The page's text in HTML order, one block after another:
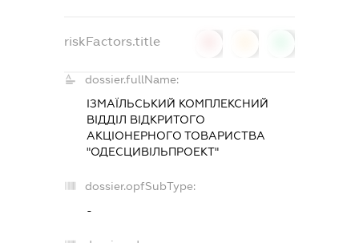
riskFactors.title
dossier.fullName:
ІЗМАЇЛЬСЬКИЙ КОМПЛЕКСНИЙ
ВІДДІЛ ВІДКРИТОГО
АКЦІОНЕРНОГО ТОВАРИСТВА
"ОДЕСЦИВІЛЬПРОЕКТ"
dossier.opfSubType:
-